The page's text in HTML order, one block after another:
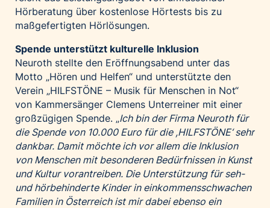
Hörberatung über kostenlose Hörtests bis zu
maßgefertigten Hörlösungen.
Spende unterstützt kulturelle Inklusion
Neuroth stellte den Eröffnungsabend unter das
Motto „Hören und Helfen“ und unterstützte den
Verein „HILFSTÖNE – Musik für Menschen in Not“
von Kammersänger Clemens Unterreiner mit einer
großzügigen Spende. „Ich bin der Firma Neuroth für
die Spende von 10.000 Euro für die ,HILFSTÖNE‘ sehr
dankbar. Damit möchte ich vor allem die Inklusion
von Menschen mit besonderen Bedürfnissen in Kunst
und Kultur vorantreiben. Die Unterstützung für seh-
und hörbehinderte Kinder in einkommensschwachen
Familien in Österreich ist mir dabei ebenso ein